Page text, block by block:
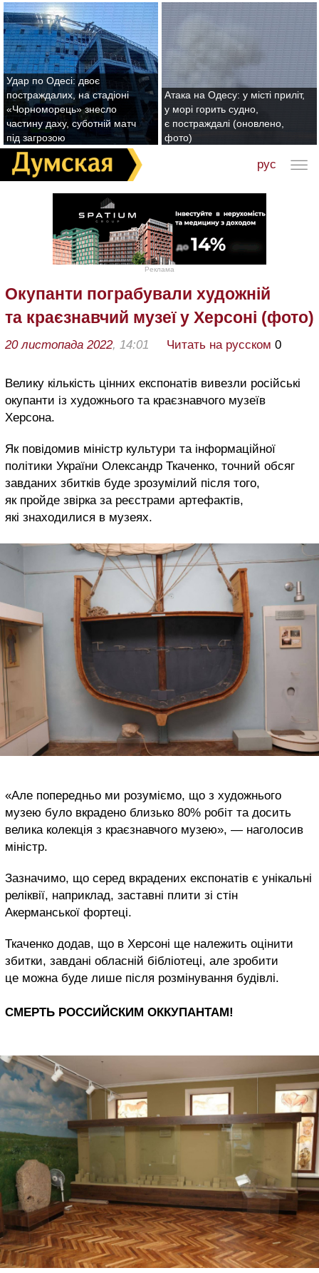
Удар по Одесі: двоє
постраждалих, на стадіоні
«Чорноморець» знесло
частину даху, суботній матч
під загрозою
Атака на Одесу: у місті приліт,
у морі горить судно,
є постраждалі (оновлено,
фото)
рус
Реклама
Окупанти пограбували художній
та краєзнавчий музеї у Херсоні (фото)
20 листопада 2022, 14:01 Читать на русском 0
Велику кількість цінних експонатів вивезли російські
окупанти із художнього та краєзнавчого музеїв
Херсона.
Як повідомив міністр культури та інформаційної
політики України Олександр Ткаченко, точний обсяг
завданих збитків буде зрозумілий після того,
як пройде звірка за реєстрами артефактів,
які знаходилися в музеях.
«Але попередньо ми розуміємо, що з художнього
музею було вкрадено близько 80% робіт та досить
велика колекція з краєзнавчого музею», — наголосив
міністр.
Зазначимо, що серед вкрадених експонатів є унікальні
реліквії, наприклад, заставні плити зі стін
Акерманської фортеці.
Ткаченко додав, що в Херсоні ще належить оцінити
збитки, завдані обласній бібліотеці, але зробити
це можна буде лише після розмінування будівлі.
СМЕРТЬ РОССИЙСКИМ ОККУПАНТАМ!